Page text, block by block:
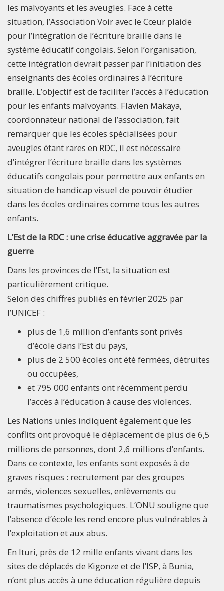
les malvoyants et les aveugles. Face à cette
situation, l’Association Voir avec le Cœur plaide
pour l’intégration de l’écriture braille dans le
système éducatif congolais. Selon l’organisation,
cette intégration devrait passer par l’initiation des
enseignants des écoles ordinaires à l’écriture
braille. L’objectif est de faciliter l’accès à l’éducation
pour les enfants malvoyants. Flavien Makaya,
coordonnateur national de l’association, fait
remarquer que les écoles spécialisées pour
aveugles étant rares en RDC, il est nécessaire
d’intégrer l’écriture braille dans les systèmes
éducatifs congolais pour permettre aux enfants en
situation de handicap visuel de pouvoir étudier
dans les écoles ordinaires comme tous les autres
enfants.
L’Est de la RDC : une crise éducative aggravée par la
guerre
Dans les provinces de l’Est, la situation est
particulièrement critique.
Selon des chiffres publiés en février 2025 par
l’UNICEF :
plus de 1,6 million d’enfants sont privés
d’école dans l’Est du pays,
plus de 2 500 écoles ont été fermées, détruites
ou occupées,
et 795 000 enfants ont récemment perdu
l’accès à l’éducation à cause des violences.
Les Nations unies indiquent également que les
conflits ont provoqué le déplacement de plus de 6,5
millions de personnes, dont 2,6 millions d’enfants.
Dans ce contexte, les enfants sont exposés à de
graves risques : recrutement par des groupes
armés, violences sexuelles, enlèvements ou
traumatismes psychologiques. L’ONU souligne que
l’absence d’école les rend encore plus vulnérables à
l’exploitation et aux abus.
En Ituri, près de 12 mille enfants vivant dans les
sites de déplacés de Kigonze et de l’ISP, à Bunia,
n’ont plus accès à une éducation régulière depuis